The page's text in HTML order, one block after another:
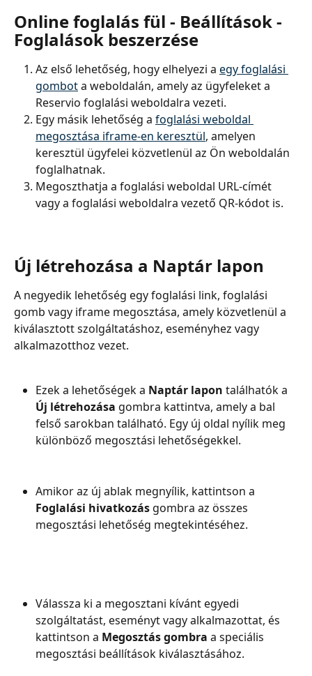
Online foglalás fül - Beállítások -
Foglalások beszerzése
Az első lehetőség, hogy elhelyezi a egy foglalási
gombot a weboldalán, amely az ügyfeleket a
Reservio foglalási weboldalra vezeti.
Egy másik lehetőség a foglalási weboldal
megosztása iframe-en keresztül, amelyen
keresztül ügyfelei közvetlenül az Ön weboldalán
foglalhatnak.
Megoszthatja a foglalási weboldal URL-címét
vagy a foglalási weboldalra vezető QR-kódot is.
Új létrehozása a Naptár lapon
A negyedik lehetőség egy foglalási link, foglalási
gomb vagy iframe megosztása, amely közvetlenül a
kiválasztott szolgáltatáshoz, eseményhez vagy
alkalmazotthoz vezet.
Ezek a lehetőségek a Naptár lapon találhatók a
Új létrehozása gombra kattintva, amely a bal
felső sarokban található. Egy új oldal nyílik meg
különböző megosztási lehetőségekkel.
Amikor az új ablak megnyílik, kattintson a
Foglalási hivatkozás gombra az összes
megosztási lehetőség megtekintéséhez.
Válassza ki a megosztani kívánt egyedi
szolgáltatást, eseményt vagy alkalmazottat, és
kattintson a Megosztás gombra a speciális
megosztási beállítások kiválasztásához.